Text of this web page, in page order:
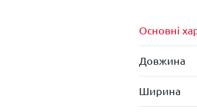
Основні
Довжина
Ширина